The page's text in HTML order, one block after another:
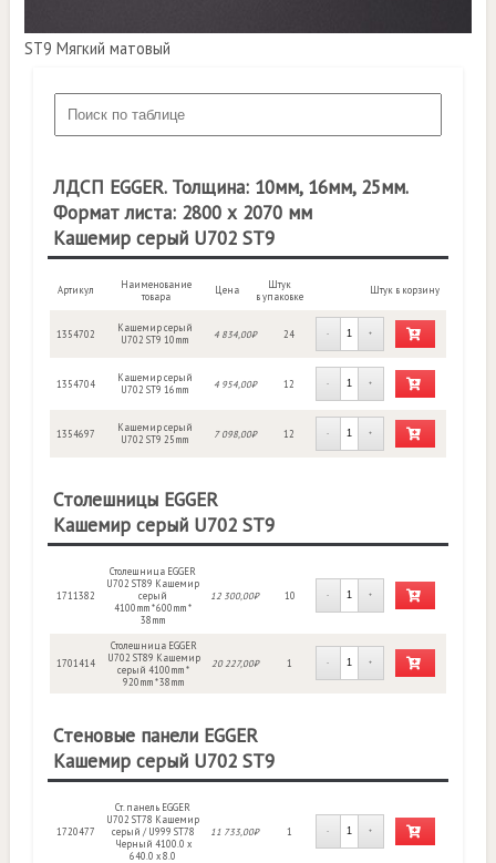
ST9 Мягкий матовый
ЛДСП EGGER. Толщина: 10мм, 16мм, 25мм.
Формат листа: 2800 х 2070 мм
Кашемир серый U702 ST9
Артикул
Наименование
товара
Цена
Штук
в упаковке
Штук в корзину
1354702
Кашемир серый
U702 ST9 10mm
4 834,00₽ 24 - +
1354704
Кашемир серый
U702 ST9 16mm
4 954,00₽ 12 - +
1354697
Кашемир серый
U702 ST9 25mm
7 098,00₽ 12 - +
Столешницы EGGER
Кашемир серый U702 ST9
1711382
Столешница EGGER
U702 ST89 Кашемир
серый
4100mm * 600mm *
38mm
12 300,00₽ 10 - +
1701414
Столешница EGGER
U702 ST89 Кашемир
серый 4100mm *
920mm * 38mm
20 227,00₽ 1 - +
Стеновые панели EGGER
Кашемир серый U702 ST9
1720477
Ст. панель EGGER
U702 ST78 Кашемир
серый / U999 ST78
Черный 4100.0 х
640.0 х 8.0
11 733,00₽ 1 - +